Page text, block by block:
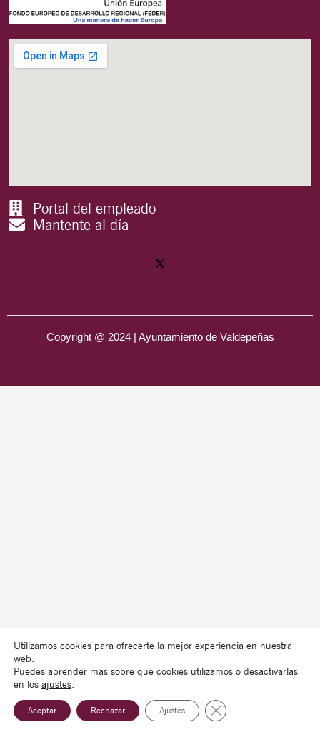
Portal del empleado
Mantente al día
Copyright @ 2024 | Ayuntamiento de Valdepeñas
Utilizamos cookies para ofrecerte la mejor experiencia en nuestra
web.
Puedes aprender más sobre qué cookies utilizamos o desactivarlas
en los ajustes
Aceptar Rechazar Ajustes Cerrar el banner de